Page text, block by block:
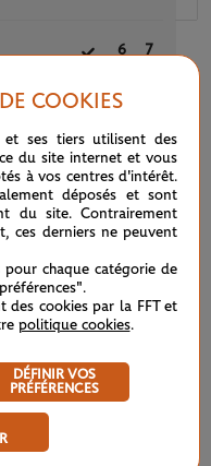
6 7
6 6
3
6 7
1
COOKIES
et ses tiers utilisent des
du site internet et vous
à vos centres d'intérêt.
déposés et sont
du site. Contrairement
ces derniers ne peuvent
pour chaque catégorie de
des cookies par la FFT et
politique cookies.
DÉFINIR VOS
PRÉFÉRENCES